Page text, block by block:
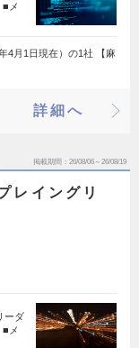
■メ
4月1日現在）の1社 【麻
詳細へ
掲載期間 26/08/06～26/08/19
レイングリ
ーダ
■メ